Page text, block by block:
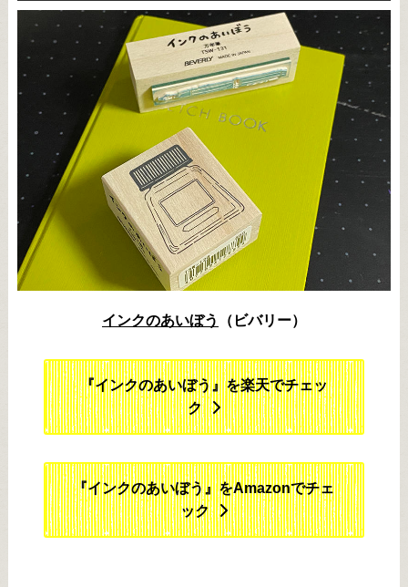
インクのあいぼう （ビバリー）
『インクのあいぼう』を楽天でチェッ
ク
『インクのあいぼう』をAmazonでチェ
ック